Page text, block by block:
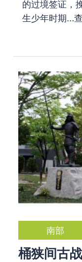
的过境签证，
生少年时期…
南部
桶狭间古